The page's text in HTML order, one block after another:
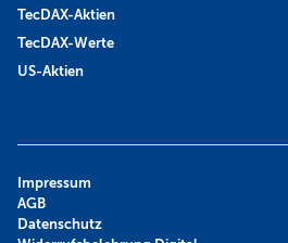
TecDAX-Aktien
TecDAX-Werte
US-Aktien
Impressum
AGB
Datenschutz